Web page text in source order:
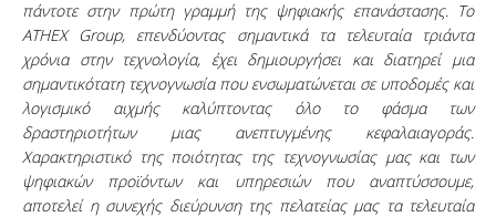
πάντοτε στην πρώτη γραμμή της ψηφιακής επανάστασης. Το
ATHEX
Group, επενδύοντας σημαντικά τα τελευταία τριάντα
χρόνια στην τεχνολογία, έχει δημιουργήσει και διατηρεί μια
σημαντικότατη τεχνογνωσία που ενσωματώνεται σε υποδομές και
λογισμικό αιχμής καλύπτοντας όλο το φάσμα των
δραστηριοτήτων μιας ανεπτυγμένης κεφαλαιαγοράς.
Χαρακτηριστικό της ποιότητας της τεχνογνωσίας μας και των
ψηφιακών προϊόντων και υπηρεσιών που αναπτύσσουμε,
αποτελεί η συνεχής διεύρυνση της πελατείας μας τα τελευταία